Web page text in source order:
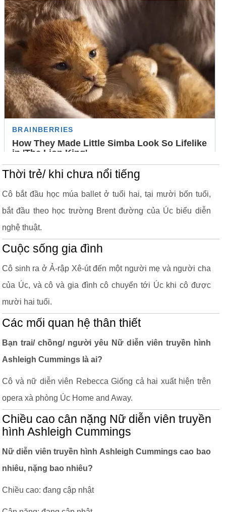
Thời trẻ/ khi chưa nổi tiếng
Cô bắt đầu học múa ballet ở tuổi hai, tại mười bốn tuổi,
bắt đầu theo học trường Brent đường của Úc biểu diễn
nghệ thuật.
Cuộc sống gia đình
Cô sinh ra ở Ả-rập Xê-út đến một người mẹ và người cha
của Úc, và cô và gia đình cô chuyển tới Úc khi cô được
mười hai tuổi.
Các mối quan hệ thân thiết
Bạn trai/ chồng/ người yêu Nữ diễn viên truyền hình
Ashleigh Cummings là ai?
Cô và nữ diễn viên Rebecca Giống cả hai xuất hiện trên
opera xà phòng Úc Home and Away.
Chiều cao cân nặng Nữ diễn viên truyền
hình Ashleigh Cummings
Nữ diễn viên truyền hình Ashleigh Cummings cao bao
nhiêu, nặng bao nhiêu?
Chiều cao: đang cập nhật